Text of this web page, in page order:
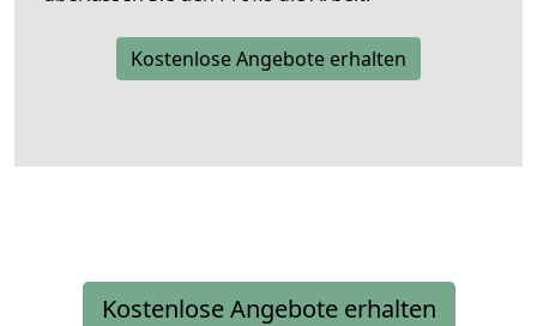
Kostenlose Angebote erhalten
Kostenlose Angebote erhalten